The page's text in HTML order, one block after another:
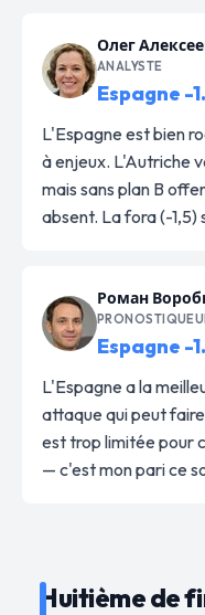
Олег
ANALYSTE
Espagne -
L'Espagne est bien
à enjeux. L'Autriche
mais sans plan B
absent. La fora (-
Роман
Espagne -
L'Espagne a la
attaque qui peut
est trop limitée pour
— c'est mon pari ce
Huitième de